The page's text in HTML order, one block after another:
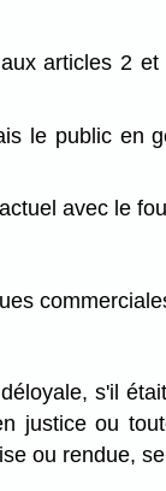
articles 2
le public en
avec le
s'il
justice ou
ou rendue,